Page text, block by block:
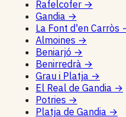
Rafelcofer →
Gandia →
La Font d'en Carròs
Almoines →
Beniarjó →
Benirredrà →
Grau i Platja →
El Real de Gandia →
Potries →
Platja de Gandia →